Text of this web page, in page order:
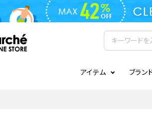
アイテム ブラン
送料とお支払いに